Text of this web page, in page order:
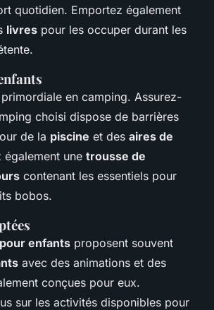
quotidien. Emportez également
livres pour les occuper durant les
en camping. Assurez-
choisi dispose de barrières
de la piscine et des aires de
également une trousse de
contenant les essentiels pour
bobos.
enfants proposent souvent
avec des animations et des
conçues pour eux.
sur les activités disponibles pour